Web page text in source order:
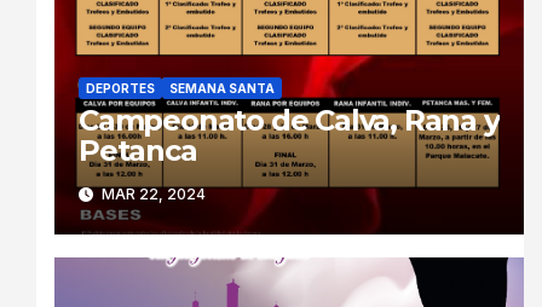
DEPORTES SEMANA SANTA
Campeonato de Calva, Rana y
Petanca
MAR 22, 2024